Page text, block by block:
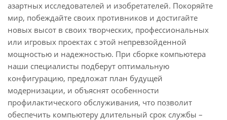
азартных исследователей и изобретателей. Покоряйте
мир, побеждайте своих противников и достигайте
новых высот в своих творческих, профессиональных
или игровых проектах с этой непревзойденной
мощностью и надежностью. При сборке компьютера
наши специалисты подберут оптимальную
конфигурацию, предложат план будущей
модернизации, и объяснят особенности
профилактического обслуживания, что позволит
обеспечить компьютеру длительный срок службы –